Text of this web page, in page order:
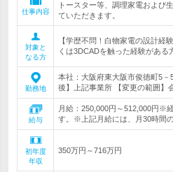
仕事内容
トースター等、調理家電および
ていただきます。
対象と
なる方
【学歴不問！白物家電の設計経
くは3DCADを触った経験がある
勤務地
本社：大阪府東大阪市俊徳町5
後】上記事業所 【変更の範囲】
給与
月給：250,000円～512,000円※
す。※上記月給には、月30時間
初年度
年収
350万円～716万円